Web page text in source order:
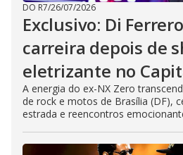
DO R7/26/07/2026
Exclusivo: Di
carreira depois de
eletrizante no
A energia do ex-NX Zero
de rock e motos de Brasília (DF),
estrada e reencontros